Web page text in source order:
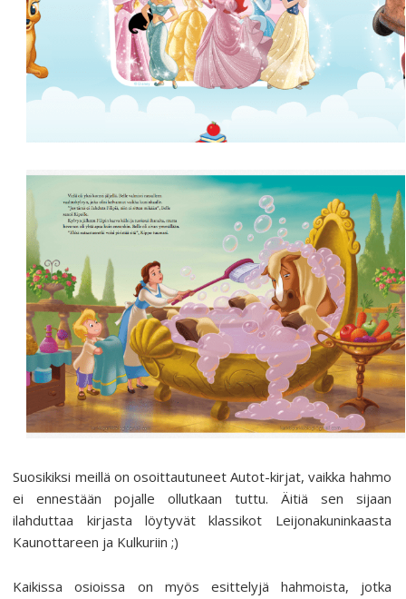
Suosikiksi meillä on osoittautuneet Autot-kirjat, vaikka hahmo
ei ennestään pojalle ollutkaan tuttu. Äitiä sen sijaan
ilahduttaa kirjasta löytyvät klassikot Leijonakuninkaasta
Kaunottareen ja Kulkuriin ;)
Kaikissa osioissa on myös esittelyjä hahmoista, jotka